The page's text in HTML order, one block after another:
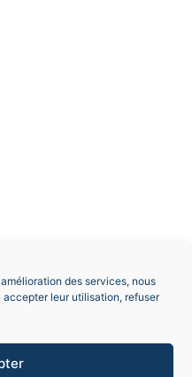
des services, nous
leur utilisation, refuser